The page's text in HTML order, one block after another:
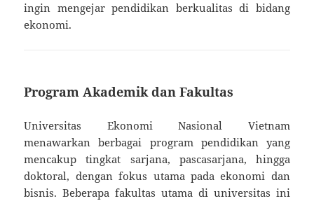
ingin mengejar pendidikan berkualitas di bidang
ekonomi.
Program Akademik dan Fakultas
Universitas Ekonomi Nasional Vietnam
menawarkan berbagai program pendidikan yang
mencakup tingkat sarjana, pascasarjana, hingga
doktoral, dengan fokus utama pada ekonomi dan
bisnis. Beberapa fakultas utama di universitas ini